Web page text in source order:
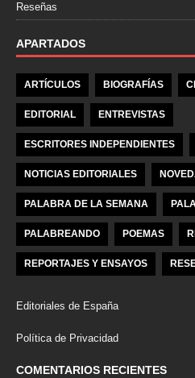
Reseñas
APARTADOS
ARTÍCULOS BIOGRAFÍAS
EDITORIAL ENTREVISTAS
ESCRITORES INDEPENDIENTES
NOTICIAS EDITORIALES
PALABRA DE LA SEMANA
PALABREANDO POEMAS
REPORTAJES Y ENSAYOS
Editoriales de España
Política de Privacidad
COMENTARIOS RECIENTES